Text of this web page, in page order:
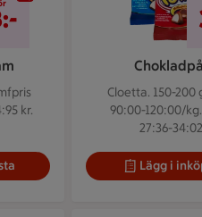
kr.
Cloetta. 150-200
90:00-120:00/
27:36-
Lägg i